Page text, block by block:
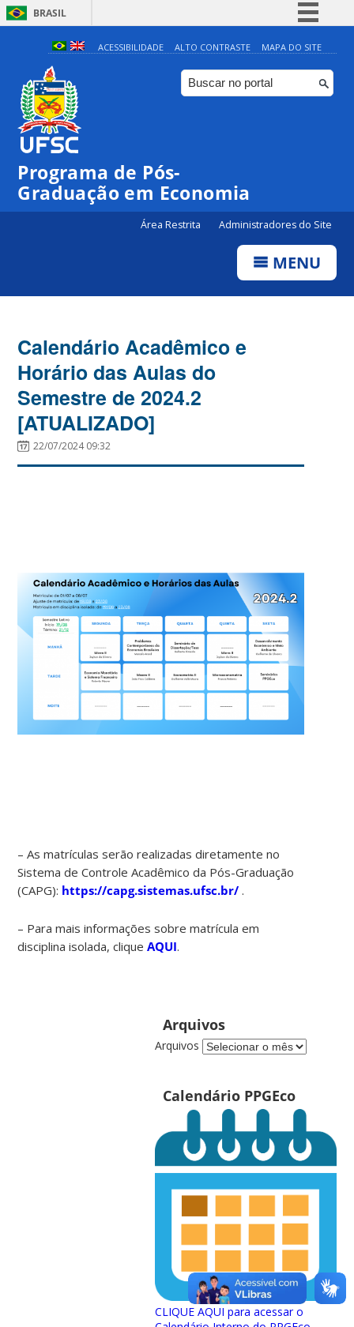
BRASIL
Simplifique!
Comunica BR
Participe
ACESSIBILIDADE ALTO CONTRASTE MAPA DO SITE
Programa de Pós-
Graduação em Economia
Área Restrita Administradores do Site
MENU
Calendário Acadêmico e
Horário das Aulas do
Semestre de 2024.2
[ATUALIZADO]
22/07/2024 09:32
– Asmatrículas serão realizadas diretamente no
Sistema de Controle Acadêmico da Pós-Graduação
(CAPG): https://capg.sistemas.ufsc.br/ .
– Para mais informações sobre matrícula em
disciplina isolada, cliqueAQUI.
Arquivos
Arquivos
Calendário PPGEco
CLIQUE AQUI para acessar o